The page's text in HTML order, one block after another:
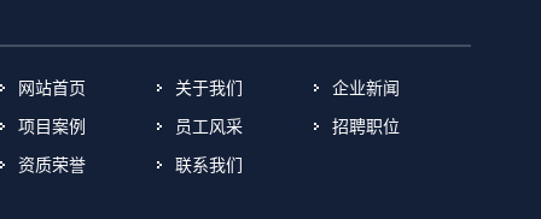
网站首页 关于我们
企业新闻
项目案例
员工风采
招聘职位
资质荣誉
联系我们